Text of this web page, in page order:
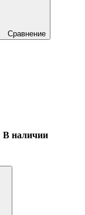
Сравнение
В наличии